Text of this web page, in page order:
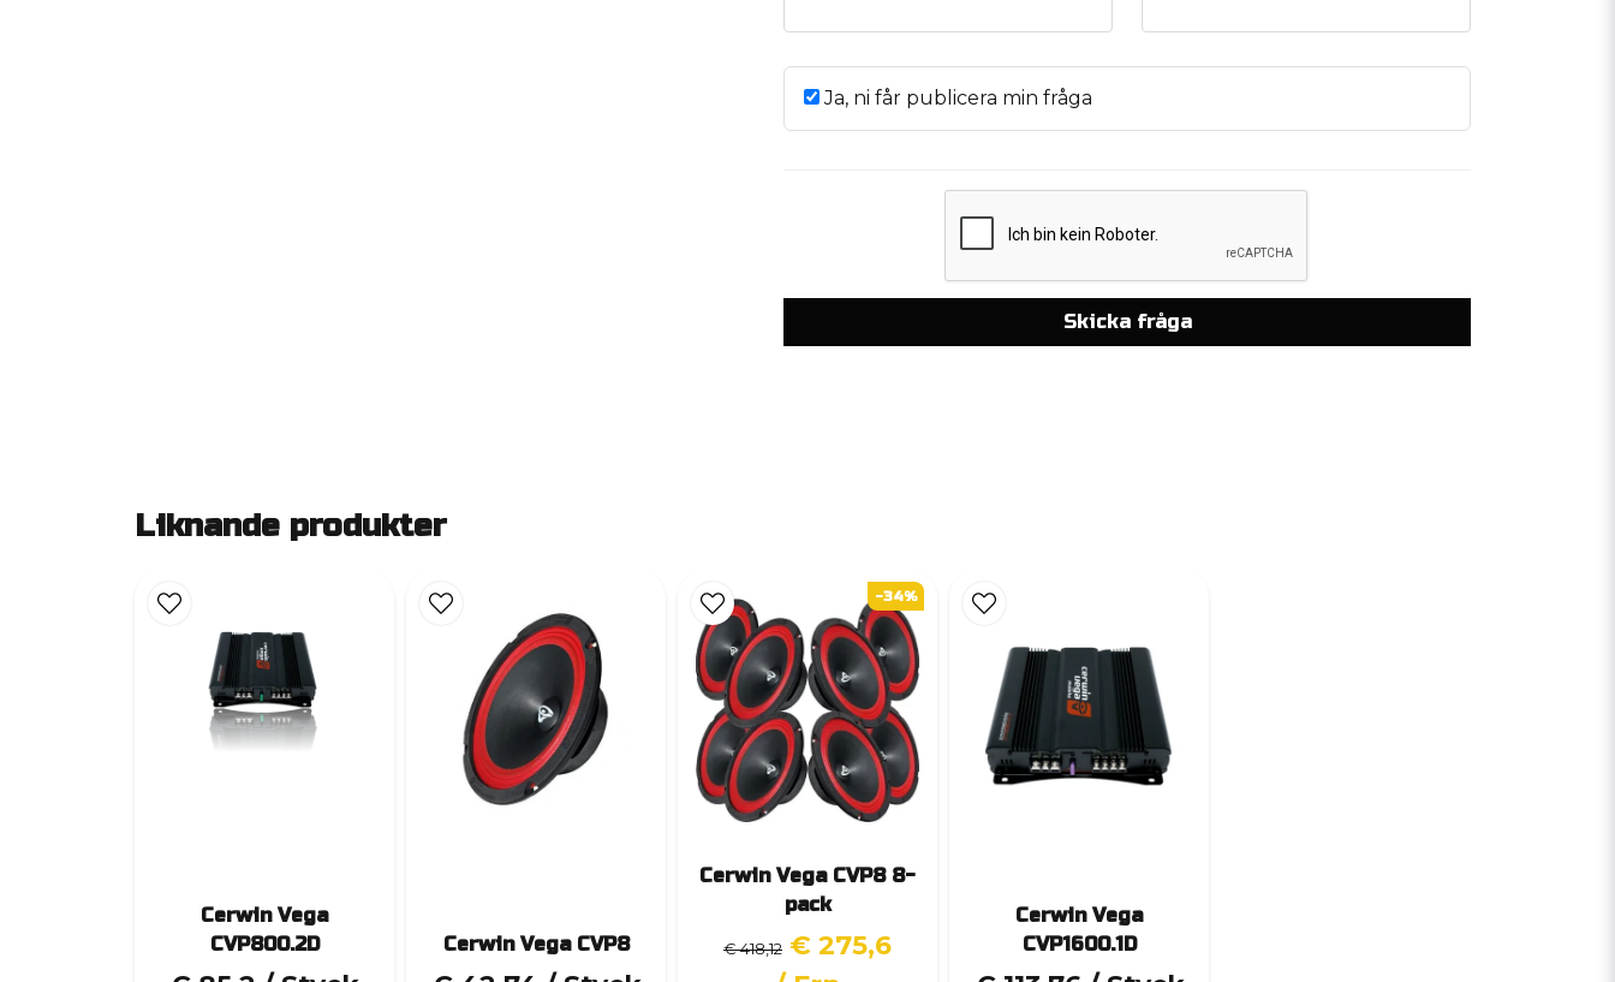
Ja, ni får publicera min fråga
Skicka fråga
Liknande produkter
Cerwin Vega
CVP800.2D
Cerwin Vega CVP8
Cerwin Vega CVP8 8-
pack
€ 418,12 € 275,6
-34%
Cerwin Vega
CVP1600.1D